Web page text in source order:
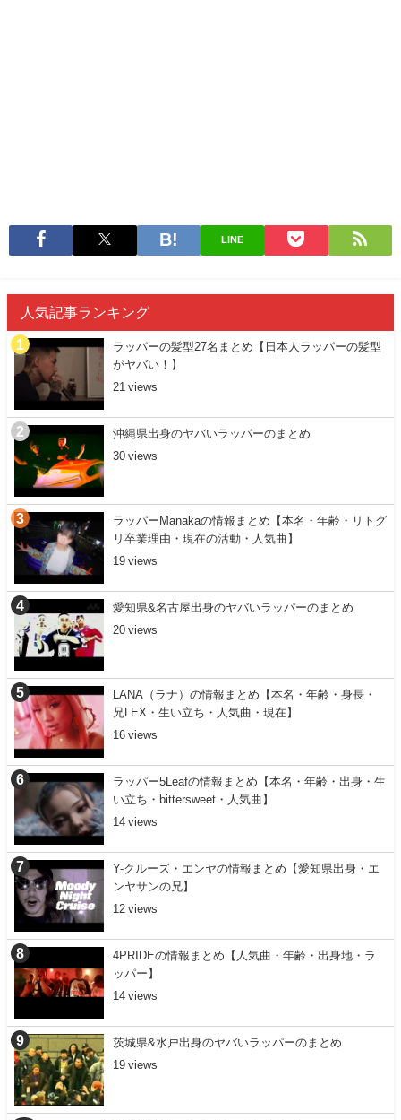
LINE
人気記事ランキング
ラッパーの髪型27名まとめ【日本人ラッパーの髪型
がヤバい！】
21
沖縄県出身のヤバいラッパーのまとめ
30
ラッパーManakaの情報まとめ【本名・年齢・リトグ
リ卒業理由・現在の活動・人気曲】
19
愛知県&名古屋出身のヤバいラッパーのまとめ
20
LANA（ラナ）の情報まとめ【本名・年齢・身長・
兄LEX・生い立ち・人気曲・現在】
16
ラッパー5Leafの情報まとめ【本名・年齢・出身・生
い立ち・bittersweet・人気曲】
14
Y-クルーズ・エンヤの情報まとめ【愛知県出身・エ
ンヤサンの兄】
12
4PRIDEの情報まとめ【人気曲・年齢・出身地・ラ
ッパー】
14
茨城県&水戸出身のヤバいラッパーのまとめ
19